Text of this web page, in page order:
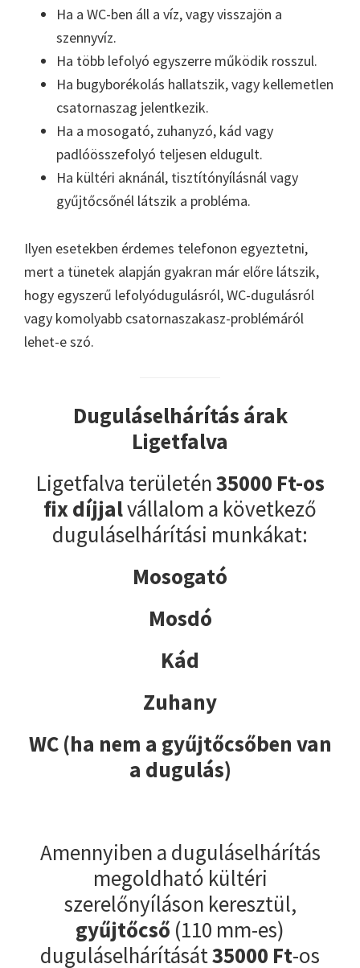
Ha a WC-ben áll a víz, vagy visszajön a
szennyvíz.
Ha több lefolyó egyszerre működik rosszul.
Ha bugyborékolás hallatszik, vagy kellemetlen
csatornaszag jelentkezik.
Ha a mosogató, zuhanyzó, kád vagy
padlóösszefolyó teljesen eldugult.
Ha kültéri aknánál, tisztítónyílásnál vagy
gyűjtőcsőnél látszik a probléma.
Ilyen esetekben érdemes telefonon egyeztetni,
mert a tünetek alapján gyakran már előre látszik,
hogy egyszerű lefolyódugulásról, WC-dugulásról
vagy komolyabb csatornaszakasz-problémáról
lehet-e szó.
Duguláselhárítás árak
Ligetfalva
Ligetfalva területén35000 Ft-os
fix díjjalvállalom a következő
duguláselhárítási munkákat:
Mosogató
Mosdó
Kád
Zuhany
WC (ha nem a gyűjtőcsőben van
a dugulás)
Amennyiben a duguláselhárítás
megoldható kültéri
szerelőnyíláson keresztül,
gyűjtőcső (110 mm-es)
duguláselhárítását35000 Ft-os